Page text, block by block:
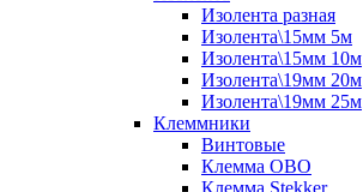
Изолента разная
Изолента\15мм 5м
Изолента\15мм 10м
Изолента\19мм 20м
Изолента\19мм 25м
Клеммники
Винтовые
Клемма OBO
Клемма Stekker